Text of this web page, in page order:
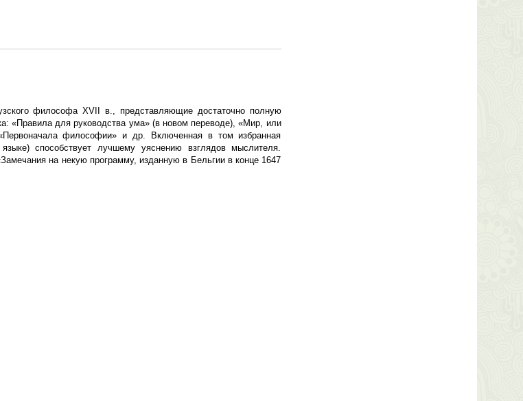
философа XVII в., представляющие достаточно полную
«Правила для руководства ума» (в новом переводе), «Мир, или
философии» и др. Включенная в том избранная
способствует лучшему уяснению взглядов мыслителя.
на некую программу, изданную в Бельгии в конце 1647